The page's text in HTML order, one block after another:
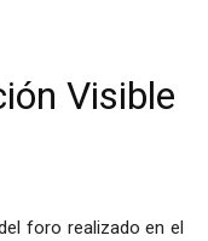
Visible
foro realizado en el